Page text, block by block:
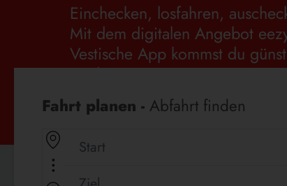
Einchecken, losfahren,
Mit dem digitalen Angebot
Vestische App kommst du
Stadt.
Fahrt planen - Abfahrt finden